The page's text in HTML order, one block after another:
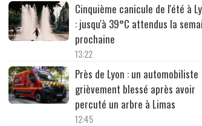
Cinquième canicule de l'été à
: jusqu'à 39°C attendus la
prochaine
13:22
Près de Lyon : un automobiliste
grièvement blessé après avoir
percuté un arbre à Limas
12:45